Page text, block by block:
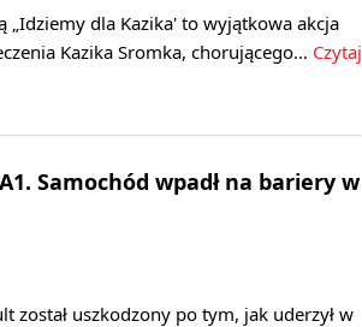
„Idziemy dla Kazika' to wyjątkowa akcja
Kazika Sromka, chorującego… Czytaj
Samochód wpadł na bariery w
został uszkodzony po tym, jak uderzył w